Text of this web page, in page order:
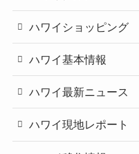
ハワイショッピング
ハワイ基本情報
ハワイ最新ニュース
ハワイ現地レポート